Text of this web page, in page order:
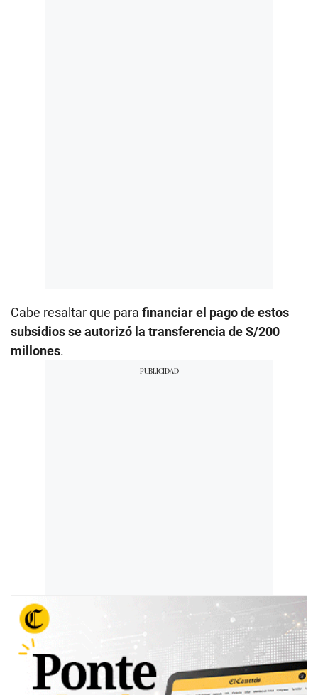
Cabe resaltar que para financiar el pago de estos
subsidios se autorizó la transferencia de S/200
millones.